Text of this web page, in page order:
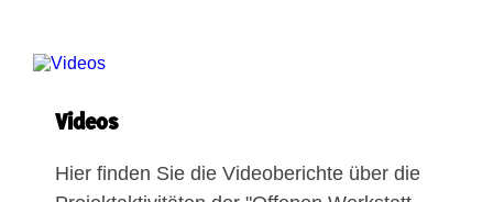
Videos
Hier finden Sie die Videoberichte über die